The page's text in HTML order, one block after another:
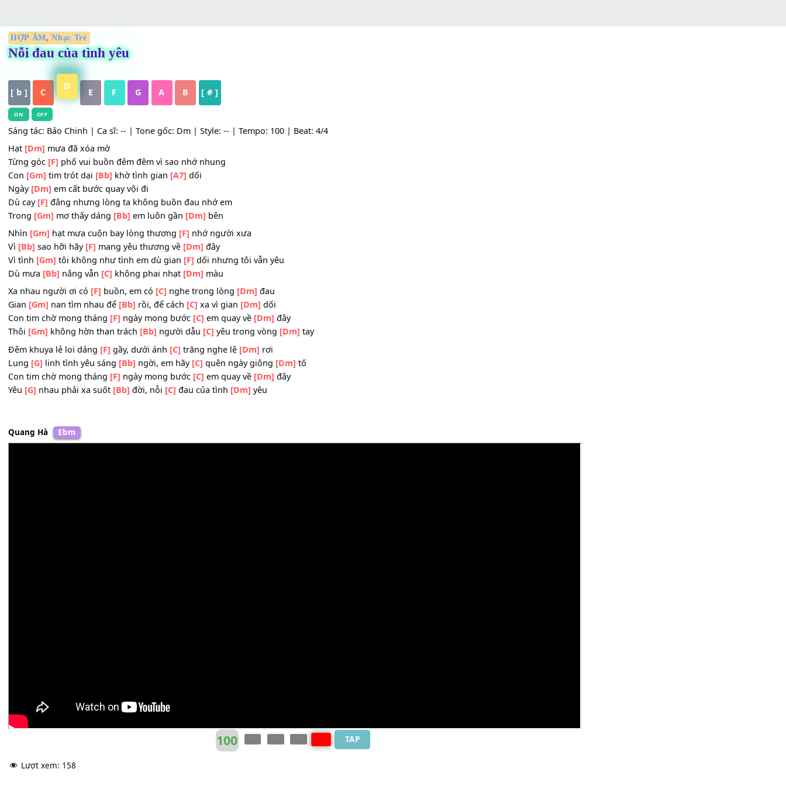
Nỗi đau của tình yêu
[ b ] C
D
E F G A B [ # ]
Sáng tác: Bảo Chinh | Ca sĩ: -- | Tone gốc: Dm | Style: -- | Tempo: 100 | Beat: 4/4
Hạt[Dm]mưa đã xóa mờ
Từng góc[F]phố vui buồn đêm đêm vì sao nhớ nhung
Con[Gm]tim trót dại [Bb] khờ tình gian [A7]
Ngày[Dm]em cất bước quay vội đi
Dù cay[F] đắng nhưng lòng ta không buồn đau nhớ em
Trong[Gm] mơ thấy dáng[Bb] em luôn gần [Dm] bên
Nhìn[Gm]hạt mưa cuộn bay lòng thương[F]nhớ người xưa
Vì[Bb]sao hỡi hãy[F] mang yêu thương về[Dm]đây
Vì tình[Gm]tôi không như tình em dù gian [F]dối nhưng tôi vẫn yêu
Dù mưa[Bb]nắng vẫn[C]không phai nhạt [Dm]màu
Xa nhau người ơi có [F] buồn, em có[C]nghe trong lòng[Dm]
Gian [Gm]nan tìm nhau để[Bb]rồi, để cách[C]xa vì gian[Dm]dối
Con tim chờ mong tháng [F]ngày mong bước[C]em quay về[Dm]
Thôi [Gm] không hờn than trách [Bb]người dẫu [C] yêu trong vòng
Lung[G]linh tình yêu sáng
Con tim chờ mong tháng[F]ngày mong bước[C]em quay về[Dm]đây